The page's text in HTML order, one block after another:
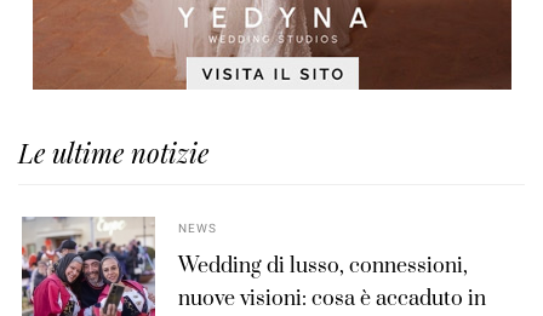
Le ultime notizie
NEWS
Wedding di lusso, connessioni,
nuove visioni: cosa è accaduto in